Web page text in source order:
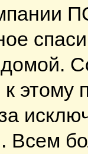
этому
Всем